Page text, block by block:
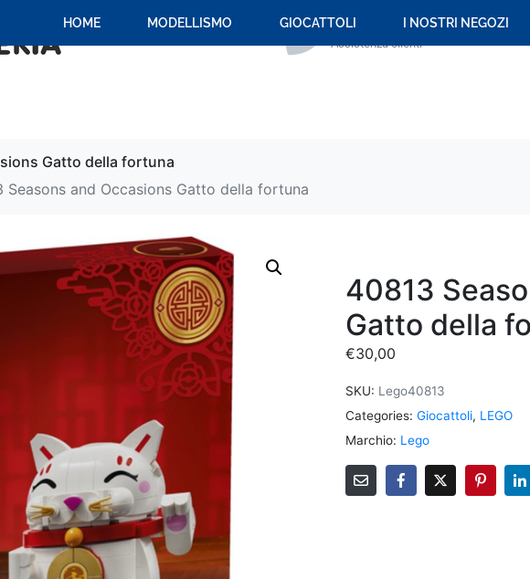
+39 059 694 092
Assistenza clienti
HOME MODELLISMO GIOCATTOLI I NOSTRI NEGOZI
Gatto della fortuna
Seasons and Occasions Gatto della fortuna
40813
Gatto della
€30,00
SKU: Lego40813
Categories: Giocattoli, LEGO
Marchio: Lego